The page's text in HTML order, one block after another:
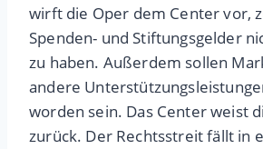
wirft die Oper dem Center vor,
Spenden- und Stiftungsgelder
zu haben. Außerdem sollen
andere
worden sein. Das Center weist
zurück. Der Rechtsstreit fällt in